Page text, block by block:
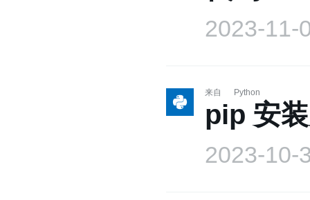
2023-11-
来自 Python
pip 安
2023-10-